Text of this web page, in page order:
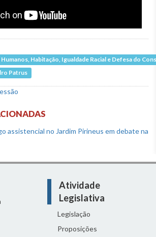
Habitação, Igualdade Racial e Defesa do
Patrus
assistencial no Jardim Pirineus em debate na
Atividade
Legislativa
Legislação
Proposições